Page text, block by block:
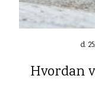
d.
Hvordan